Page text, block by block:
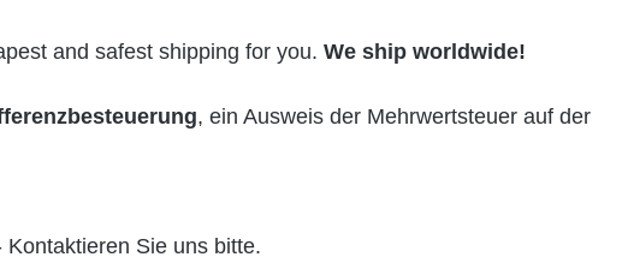
and safest shipping for you. We ship worldwide!
, ein Ausweis der Mehrwertsteuer auf der
Sie uns bitte.